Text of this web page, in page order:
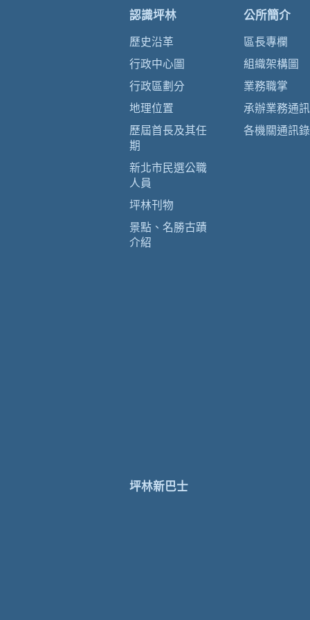
認識坪林
歷史沿革
行政中心圖
行政區劃分
地理位置
歷屆首長及其任
期
新北市民選公職
人員
坪林刊物
景點、名勝古蹟
介紹
公所簡介
區長專欄
組織架構圖
業務職掌
承辦業務通
各機關通訊錄
坪林新巴士